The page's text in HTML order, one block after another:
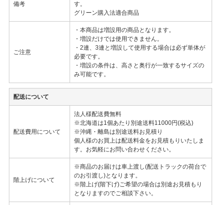
備考
す。
グリーン購入法適合商品
ご注意
・本商品は増設用の商品となります。
・増設だけでは使用できません。
・2連、3連と増設して使用する場合は必ず単体が
必要です。
・増設の条件は、高さと奥行が一致するサイズの
み可能です。
配送について
配送費用について
法人様配送費無料
※北海道は1個あたり別途送料11000円(税込)
※沖縄・離島は別途送料お見積り
個人様のお買上は配送料金をお見積もりいたしま
す。お気軽にお問い合わせください。
階上げについて
※商品のお届けは車上渡し(配送トラックの荷台で
のお引渡し)となります。
※階上げ(階下げ)ご希望の場合は別途お見積もり
となりますのでご相談下さい。